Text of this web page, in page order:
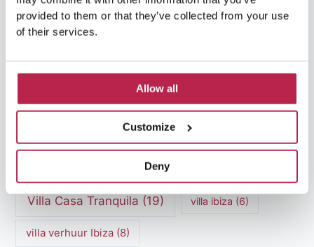
provided to them or that they’ve collected from your use
of their services.
Allow all
Customize
Deny
Luxe Villa Verhuur(12)
Natuurlijke schoonheid Ibiza (6)
Santa Gertrudis(5) Sa Pedrera(5)
Sa Pedrera de Cala d'Hort(5)
Villa Casa Tranquila (19) villa ibiza (6)
villa verhuur Ibiza(8)